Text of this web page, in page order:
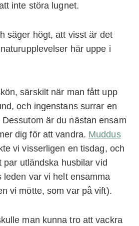
inte störa lugnet.
säger högt, att visst är det
här uppe i
särskilt när man fått upp
och ingenstans surrar en
är du nästan ensam
dig för att vandra. Muddus
vi visserligen en tisdag, och
par utländska husbilar vid
leden var vi helt ensamma
vi mötte, som var på vift).
man kunna tro att vackra